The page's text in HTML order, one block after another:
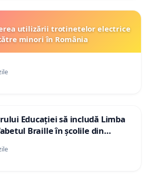
utilizării trotinetelor electrice
minori în România
Educației să includă Limba
Braille în școlile din